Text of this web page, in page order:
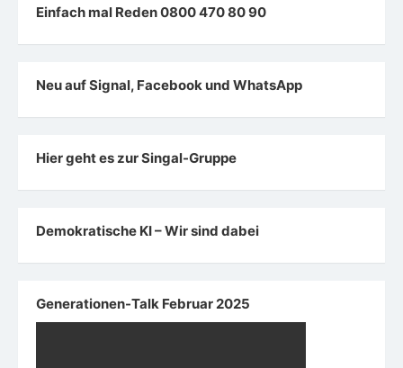
Einfach mal Reden 0800 470 80 90
Neu auf Signal, Facebook und WhatsApp
Hier geht es zur Singal-Gruppe
Demokratische KI – Wir sind dabei
Generationen-Talk Februar 2025